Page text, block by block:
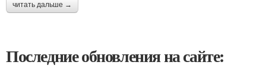
читать дальше →
Последние обновления на сайте: